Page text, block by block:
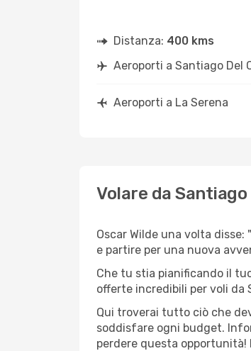
Distanza: 400 kms
Aeroporti a Santiago Del
Aeroporti a La Serena
Volare da Santiago
Oscar Wilde una volta
e partire per una nuova
Che tu stia pianificando il
offerte incredibili per voli da
Qui troverai tutto ciò che
soddisfare ogni budget.
perdere questa